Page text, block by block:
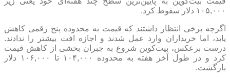
۱۰۵,۰۰۰ دلار سقوط کرد.
اگرچه برخی انتظار داشتند که قیمت به محدوده پنج رقمی کاهش
یابد، اما خریداران وارد عمل شدند و اجازه افت بیشتر را ندادند.
درست برعکس، بیت‌کوین شروع به جبران بخشی از کاهش قیمت
کرد و در طول آخر هفته به محدوده ۱۰۴,۰۰۰ تا ۱۰۶,۰۰۰ دلار
بازگشت.